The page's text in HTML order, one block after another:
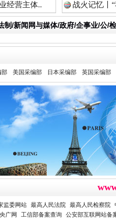
害部门
“
经营主体..
战火记忆丨
制/新闻网与媒体/政府/企事业/公/
部 美国采编部 日本采编部 英国采编部
监委网站 最高人民法院 最高人民检察院
央广网 工信部备案查询 公安部互联网站备